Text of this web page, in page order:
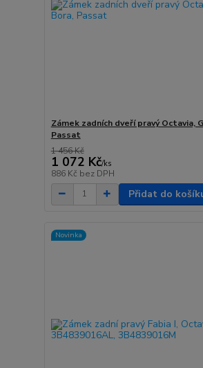
Zámek zadních dveří pravý Octavia,
Passat
1 456 Kč
1 072 Kč/ks
886 Kč bez DPH
Přidat do
Novinka